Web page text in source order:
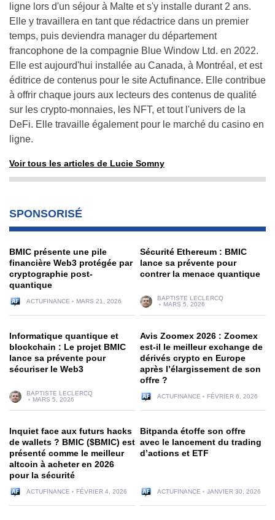
ligne lors d'un séjour à Malte et s'y installe durant 2 ans.
Elle y travaillera en tant que rédactrice dans un premier
temps, puis deviendra manager du département
francophone de la compagnie Blue Window Ltd. en 2022.
Elle est aujourd'hui installée au Canada, à Montréal, et est
éditrice de contenus pour le site Actufinance. Elle contribue
à offrir chaque jours aux lecteurs des contenus de qualité
sur les crypto-monnaies, les NFT, et tout l'univers de la
DeFi. Elle travaille également pour le marché du casino en
ligne.
Voir tous les articles de Lucie Somny
SPONSORISÉ
BMIC présente une pile
financière Web3 protégée par
cryptographie post-
quantique
ACTUFINANCE MARS 21, 2026
Sécurité Ethereum : BMIC
lance sa prévente pour
contrer la menace quantique
BAPTISTE LECLERCQ
MARS 5, 2026
Informatique quantique et
blockchain : Le projet BMIC
lance sa prévente pour
sécuriser le Web3
BAPTISTE LECLERCQ
MARS 5, 2026
Avis Zoomex 2026 : Zoomex
est-il le meilleur exchange de
dérivés crypto en Europe
après l’élargissement de son
offre ?
ACTUFINANCE FÉVRIER 6, 2026
Inquiet face aux futurs hacks
de wallets ? BMIC ($BMIC) est
présenté comme le meilleur
altcoin à acheter en 2026
pour la sécurité
ACTUFINANCE FÉVRIER 4, 2026
Bitpanda étoffe son offre
avec le lancement du trading
d’actions et ETF
ACTUFINANCE JANVIER 30, 2026